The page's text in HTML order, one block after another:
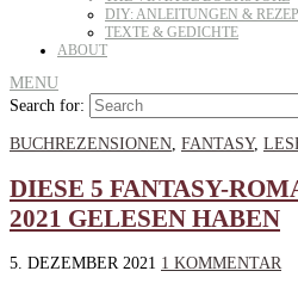
DIY: ANLEITUNGEN &
TEXTE & GEDICHTE
ABOUT
MENU
Search for:
BUCHREZENSIONEN FANTASY,
DIESE 5 FANTASY-
2021 GELESEN HABEN
5. DEZEMBER 2021 1 KOMMENTAR